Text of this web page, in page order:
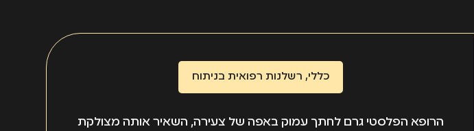
כללי, רשלנות רפואית בניתוח
הרופא הפלסטי גרם לחתך עמוק באפה של צעירה, השאיר אותה מצולקת